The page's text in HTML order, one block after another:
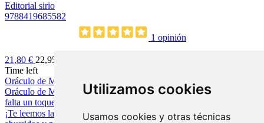
Utilizamos cookies
Usamos cookies y otras técnicas
Editorial sirio
9788419685582
1 opinión
21,80 € 22,95 €
Time left
Oráculo de Maria Magdalena ✨¡Despierta tu magia interior con el
Oráculo de María Magdalena!📜 ¿Sientes que a tu rutina espiritual le
falta un toque de amor radical y un poquito menos de drama mental?
¡Te leemos la mente! (Y el alma también 😉). Olvídate de los textos